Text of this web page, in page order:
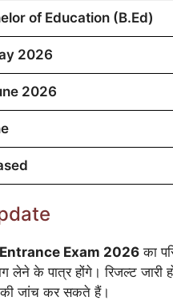
of Education (B.Ed)
2026
2026
Entrance Exam 2026 का
के पात्र होंगे। रिजल्ट जारी
जांच कर सकते हैं।